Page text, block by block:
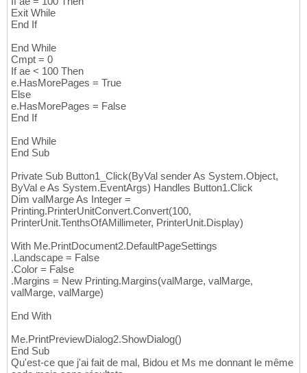
Exit While
End If
End While
Cmpt = 0
If ae < 100 Then
e.HasMorePages = True
Else
e.HasMorePages = False
End If
End While
End Sub
Private Sub Button1_Click(ByVal sender As System.Object,
ByVal e As System.EventArgs) Handles Button1.Click
Dim valMarge As Integer =
Printing.PrinterUnitConvert.Convert(100,
PrinterUnit.TenthsOfAMillimeter, PrinterUnit.Display)
With Me.PrintDocument2.DefaultPageSettings
.Landscape = False
.Color = False
.Margins = New Printing.Margins(valMarge, valMarge,
valMarge, valMarge)
End With
Me.PrintPreviewDialog2.ShowDialog()
End Sub
Qu'est-ce que j'ai fait de mal, Bidou et Ms me donnant le même